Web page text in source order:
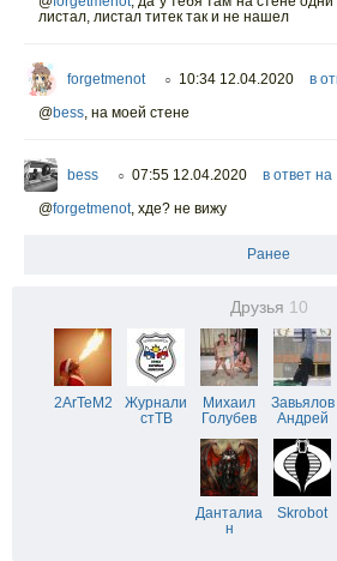
листал, листал титек так и не нашел
forgetmenot ○ 10:34 12.04.2020
в
@bess, на моей стене
bess ○ 07:55 12.04.2020
в ответ на
@forgetmenot, хде? не вижу
Ранее
Друзья 10
2ArTeM2
Журнали
стТВ
Михаил
Голубев
Завьялов
Андрей
Данталиа
н
Skrobot